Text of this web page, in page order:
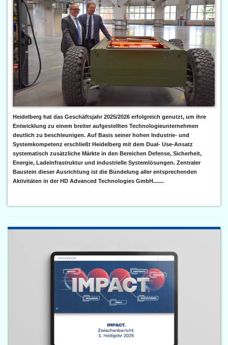
Heidelberg hat das Geschäftsjahr 2025/2026 erfolgreich genutzt, um ihre
Entwicklung zu einem breiter aufgestellten Technologieunternehmen
deutlich zu beschleunigen. Auf Basis seiner hohen Industrie- und
Systemkompetenz erschließt Heidelberg mit dem Dual- Use-Ansatz
systematisch zusätzliche Märkte in den Bereichen Defense, Sicherheit,
Energie, Ladeinfrastruktur und industrielle Systemlösungen. Zentraler
Baustein dieser Ausrichtung ist die Bündelung aller entsprechenden
Aktivitäten in der HD Advanced Technologies GmbH.......